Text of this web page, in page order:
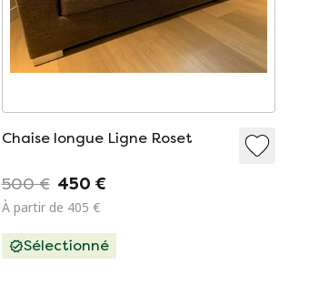
Chaise longue Ligne Roset
500 € 450 €
À partir de 405 €
Sélectionné